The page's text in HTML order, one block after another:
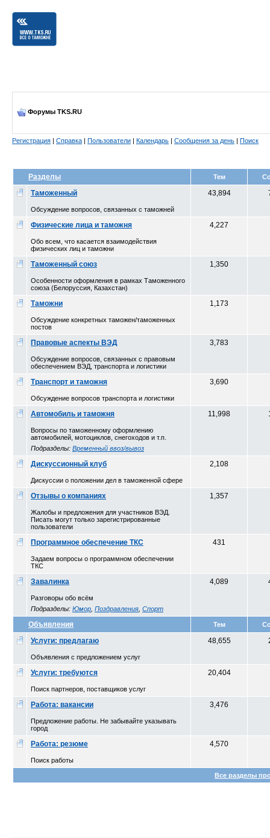
Форумы TKS.RU
Регистрация | Справка | Пользователи | Календарь | Сообщения за день | Поиск
Разделы Тем
Таможенный
Обсуждение вопросов, связанных с таможней
43,894
Физические лица и таможня
Обо всем, что касается взаимодействия
физических лиц и таможни
4,227
Таможенный союз
Особенности оформления в рамках Таможенного
союза (Белоруссия, Казахстан)
1,350
Таможни
Обсуждение конкретных таможен/таможенных
постов
1,173
Правовые аспекты ВЭД
Обсуждение вопросов, связанных с правовым
обеспечением ВЭД, транспорта и логистики
3,783
Транспорт и таможня
Обсуждение вопросов транспорта и логистики
3,690
Автомобиль и таможня
Вопросы по таможенному оформлению
автомобилей, мотоциклов, снегоходов и т.п.
Подразделы: Временный ввоз/вывоз
11,998
Дискуссионный клуб
Дискуссии о положении дел в таможенной сфере
2,108
Отзывы о компаниях
Жалобы и предложения для участников ВЭД.
Писать могут только зарегистрированные
пользователи
1,357
Программное обеспечение ТКС
Задаем вопросы о программном обеспечении
ТКС
431
Завалинка
Разговоры обо всём
Подразделы: Юмор Поздравления Спорт
4,089
Объявления Тем
Услуги: предлагаю
Объявления с предложением услуг
48,655
Услуги: требуются
Поиск партнеров, поставщиков услуг
20,404
Работа: вакансии
Предложение работы. Не забывайте указывать
город
3,476
Работа: резюме
Поиск работы
4,570
Все разделы